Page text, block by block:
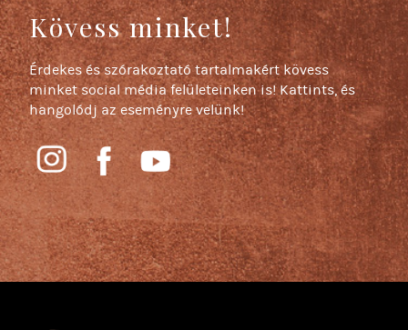
Kövess minket!
Érdekes és szórakoztató tartalmakért kövess
minket social média felületeinken is! Kattints, és
hangolódj az eseményre velünk!